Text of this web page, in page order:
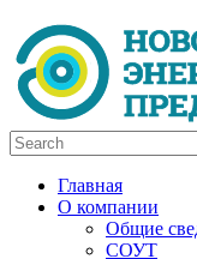
Главная
О компании
Общие
СОУТ